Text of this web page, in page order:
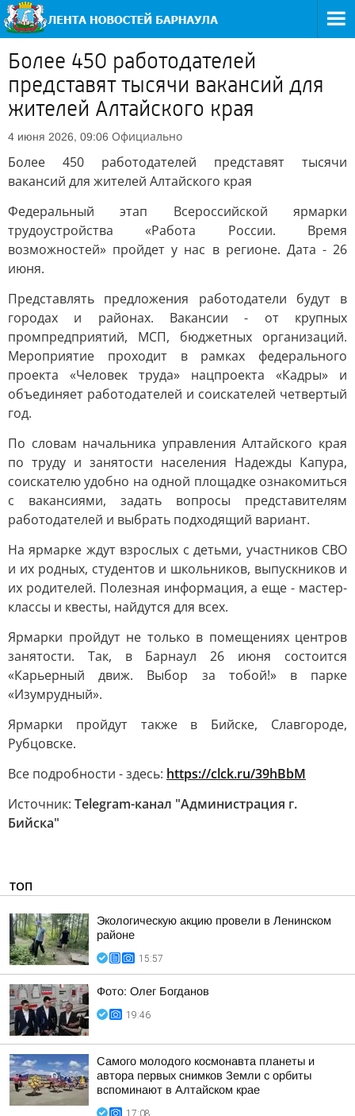
Более 450 работодателей
представят тысячи вакансий для
жителей Алтайского края
4 июня 2026, 09:06 Официально
Более 450 работодателей представят тысячи
вакансий для жителей Алтайского края
Федеральный этап Всероссийской ярмарки
трудоустройства «Работа России. Время
возможностей» пройдет у нас в регионе. Дата - 26
июня.
Представлять предложения работодатели будут в
городах и районах. Вакансии - от крупных
промпредприятий, МСП, бюджетных организаций.
Мероприятие проходит в рамках федерального
проекта «Человек труда» нацпроекта «Кадры» и
объединяет работодателей и соискателей четвертый
год.
По словам начальника управления Алтайского края
по труду и занятости населения Надежды Капура,
соискателю удобно на одной площадке ознакомиться
с вакансиями, задать вопросы представителям
работодателей и выбрать подходящий вариант.
На ярмарке ждут взрослых с детьми, участников СВО
и их родных, студентов и школьников, выпускников и
их родителей. Полезная информация, а еще - мастер-
классы и квесты, найдутся для всех.
Ярмарки пройдут не только в помещениях центров
занятости. Так, в Барнаул 26 июня состоится
«Карьерный движ. Выбор за тобой!» в парке
«Изумрудный».
Ярмарки пройдут также в Бийске, Славгороде,
Рубцовске.
Все подробности - здесь: https://clck.ru/39hBbM
Источник: Telegram-канал "Администрация г.
Бийска"
ТОП
Экологическую акцию провели в Ленинском
районе
15:57
Фото: Олег Богданов
19:46
Самого молодого космонавта планеты и
автора первых снимков Земли с орбиты
вспоминают в Алтайском крае
17:08